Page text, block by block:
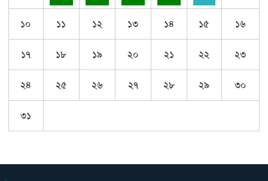
১০ ১১ ১২ ১৩ ১৪ ১৫ ১৬
১৭ ১৮ ১৯ ২০ ২১ ২২ ২৩
২৪ ২৫ ২৬ ২৭ ২৮ ২৯ ৩০
৩১